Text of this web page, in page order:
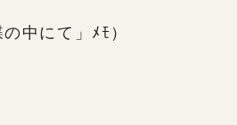
中にて」ﾒﾓ）